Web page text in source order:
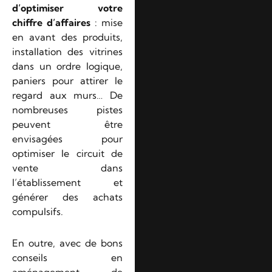
d’optimiser votre
chiffre d’affaires: mise
en avant des produits,
installation des vitrines
dans un ordre logique,
paniers pour attirer le
regard aux murs… De
nombreuses pistes
peuvent être
envisagées pour
optimiser le circuit de
vente dans
l’établissement et
générer des achats
compulsifs.
En outre, avec de bons
conseils en